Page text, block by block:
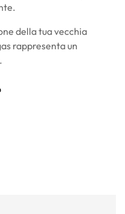
della tua vecchia
rappresenta un
.